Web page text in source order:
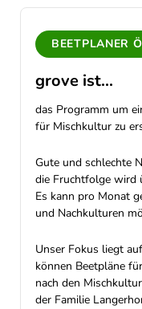
BEETPLANER
grove ist...
das Programm um
für Mischkultur zu
Gute und schlechte
die Fruchtfolge wird
Es kann pro Monat
und Nachkulturen
Unser Fokus liegt
können Beetpläne
nach den
der Familie